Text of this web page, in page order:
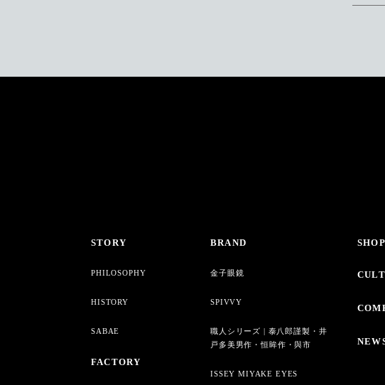
STORY
PHILOSOPHY
HISTORY
SABAE
FACTORY
BRAND
金子眼鏡
SPIVVY
職人シリーズ | 泰八郎謹製・井
戸多美男作・恒眸作・與市
ISSEY MIYAKE EYES